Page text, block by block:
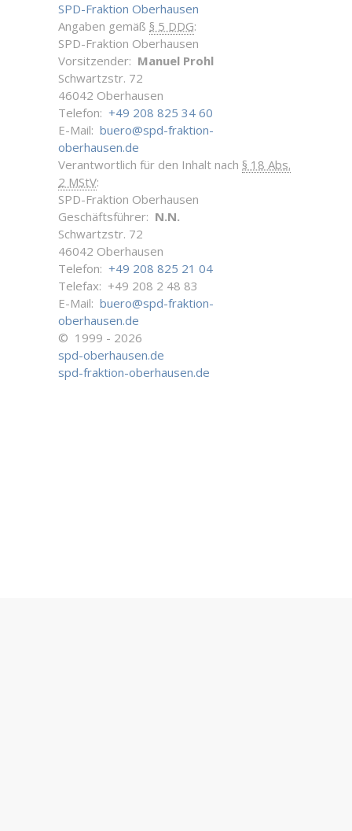
SPD-Fraktion Oberhausen
Angaben gemäß § 5 DDG:
SPD-Fraktion Oberhausen
Vorsitzender: Manuel Prohl
Schwartzstr. 72
46042 Oberhausen
Telefon: +49 208 825 34 60
E-Mail: buero@spd-fraktion-
oberhausen.de
Verantwortlich für den Inhalt nach § 18 Abs.
2 MStV:
SPD-Fraktion Oberhausen
Geschäftsführer: N.N.
Schwartzstr. 72
46042 Oberhausen
Telefon: +49 208 825 21 04
Telefax: +49 208 2 48 83
E-Mail: buero@spd-fraktion-
oberhausen.de
© 1999 - 2026
spd-oberhausen.de
spd-fraktion-oberhausen.de